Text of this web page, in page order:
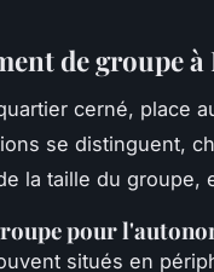
de groupe
cerné, place
se distinguent,
la taille du groupe,
pour
situés en